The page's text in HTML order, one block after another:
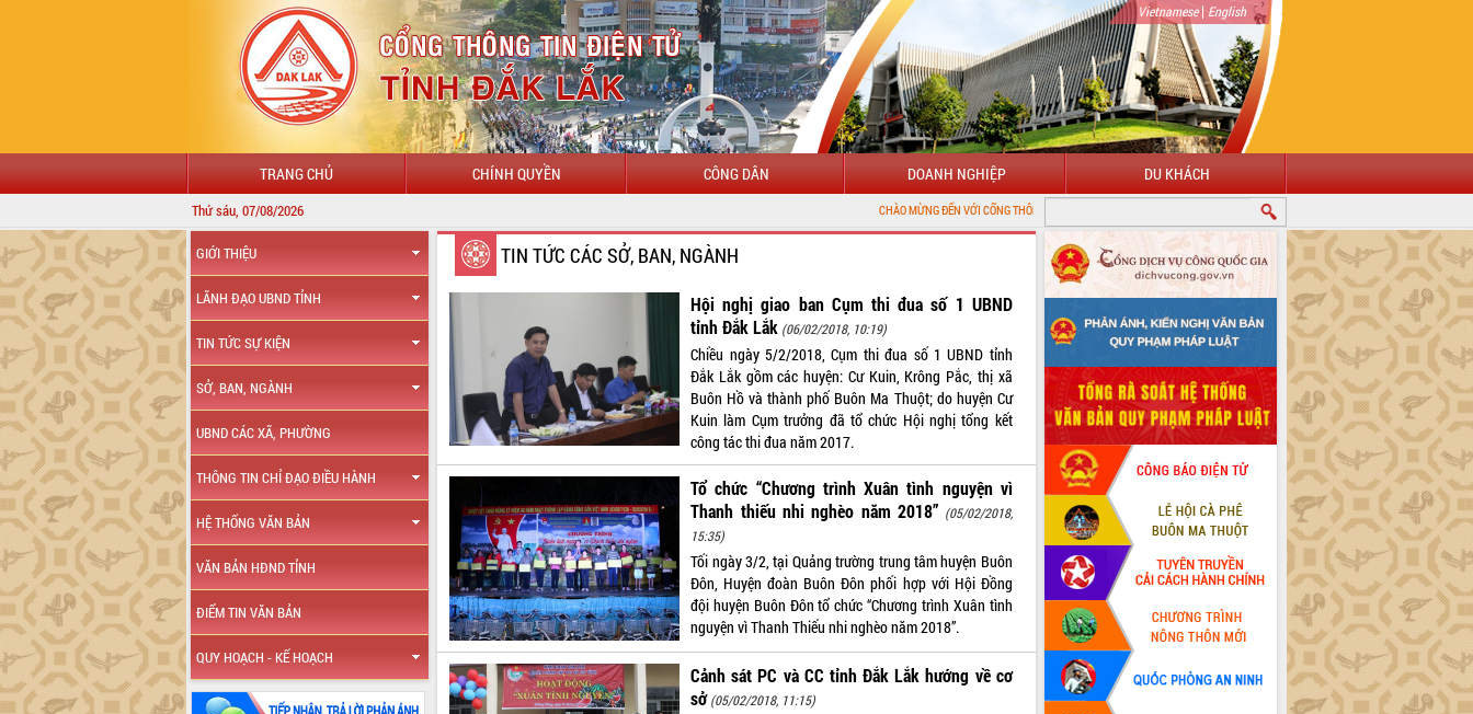
Vietnamese| English
TRANG CHỦ CHÍNH QUYỀN CÔNG DÂN DOANH NGHIỆP DU KHÁCH
Thứ sáu, 07/08/2026 CHÀO MỪNG ĐẾN VỚI CỔNG THÔNG TIN ĐIỆN TỬ TỈNH ĐẮK LẮK
GIỚI THIỆU
LÃNH ĐẠO UBND TỈNH
TIN TỨC SỰ KIỆN
SỞ, BAN, NGÀNH
UBND CÁC XÃ, PHƯỜNG
THÔNG TIN CHỈ ĐẠO ĐIỀU HÀNH
HỆ THỐNG VĂN BẢN
VĂN BẢN HĐND TỈNH
ĐIỂM TIN VĂN BẢN
QUY HOẠCH - KẾ HOẠCH
TIN TỨC CÁC SỞ, BAN, NGÀNH
Hội nghị giao ban Cụm thi đua số 1 UBND
tỉnh Đắk Lắk (06/02/2018, 10:19)
Chiều ngày 5/2/2018, Cụm thi đua số 1 UBND tỉnh
Đắk Lắk gồm các huyện: Cư Kuin, Krông Pắc, thị xã
Buôn Hồ và thành phố Buôn Ma Thuột; do huyện Cư
Kuin làm Cụm trưởng đã tổ chức Hội nghị tổng kết
công tác thi đua năm 2017.
Tổ chức “Chương trình Xuân tình nguyện vì
Thanh thiếu nhi nghèo năm 2018” (05/02/2018,
15:35)
Tối ngày 3/2, tại Quảng trường trung tâm huyện Buôn
Đôn, Huyện đoàn Buôn Đôn phối hợp với Hội Đồng
đội huyện Buôn Đôn tổ chức “Chương trình Xuân tình
nguyện vì Thanh Thiếu nhi nghèo năm 2018”.
Cảnh sát PC và CC tỉnh Đắk Lắk hướng về cơ
sở (05/02/2018, 11:15)